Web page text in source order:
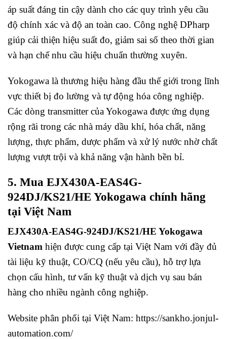
áp suất đáng tin cậy dành cho các quy trình yêu cầu
độ chính xác và độ an toàn cao. Công nghệ DPharp
giúp cải thiện hiệu suất đo, giảm sai số theo thời gian
và hạn chế nhu cầu hiệu chuẩn thường xuyên.
Yokogawa là thương hiệu hàng đầu thế giới trong lĩnh
vực thiết bị đo lường và tự động hóa công nghiệp.
Các dòng transmitter của Yokogawa được ứng dụng
rộng rãi trong các nhà máy dầu khí, hóa chất, năng
lượng, thực phẩm, dược phẩm và xử lý nước nhờ chất
lượng vượt trội và khả năng vận hành bền bỉ.
5. Mua EJX430A-EAS4G-
924DJ/KS21/HE Yokogawa chính hãng
tại Việt Nam
EJX430A-EAS4G-924DJ/KS21/HE Yokogawa
Vietnam hiện được cung cấp tại Việt Nam với đầy đủ
tài liệu kỹ thuật, CO/CQ (nếu yêu cầu), hỗ trợ lựa
chọn cấu hình, tư vấn kỹ thuật và dịch vụ sau bán
hàng cho nhiều ngành công nghiệp.
Website phân phối tại Việt Nam: https://sankho.jonjul-
automation.com/